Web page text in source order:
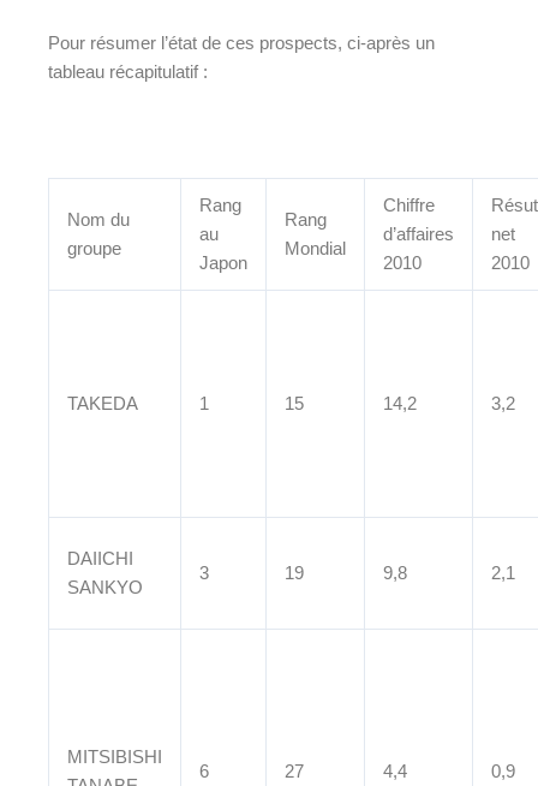
Pour résumer l’état de ces prospects, ci-après un
tableau récapitulatif :
Nom du
groupe
Rang
au
Japon
Rang
Mondial
Chiffre
d’affaires
2010
net
2010
TAKEDA 1 15 14,2 3,2
DAIICHI
SANKYO
3 19 9,8 2,1
MITSIBISHI
6 27 4,4 0,9